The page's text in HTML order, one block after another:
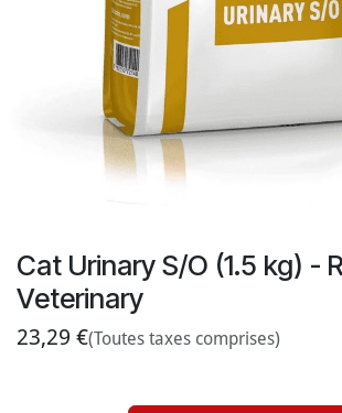
Cat Urinary S/O (1.5 kg) -
Veterinary
23,29 €(Toutes taxes comprises)